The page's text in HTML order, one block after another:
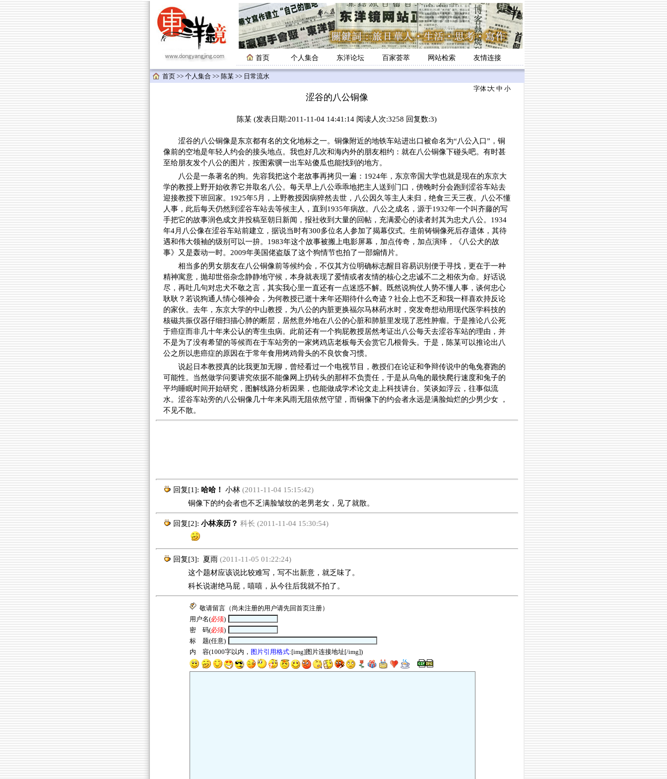
首页 个人集合 东洋论坛 百家荟萃 网站检索 友情连接
首页 >> 个人集合 >> 陈某 >> 日常流水
字体∶大 中 小
涩谷的八公铜像
陈某 (发表日期:2011-11-04 14:41:14 阅读人次:3258 回复数:3)
涩谷的八公铜像是东京都有名的文化地标之一。铜像附近的地铁车站进出口被命名为“八公入口”，铜
像前的空地是年轻人约会的接头地点。我也好几次和海内外的朋友相约：就在八公铜像下碰头吧。有时甚
至给朋友发个八公的图片，按图索骥一出车站傻瓜也能找到的地方。
八公是一条著名的狗。先容我把这个老故事再拷贝一遍：1924年，东京帝国大学也就是现在的东京大
学的教授上野开始收养它并取名八公。每天早上八公乖乖地把主人送到门口，傍晚时分会跑到涩谷车站去
迎接教授下班回家。1925年5月，上野教授因病猝然去世，八公因久等主人未归，绝食三天三夜。八公不懂
人事，此后每天仍然到涩谷车站去等候主人，直到1935年病故。八公之成名，源于1932年一个叫齐藤的写
手把它的故事润色成文并投稿至朝日新闻，报社收到大量的回帖，充满爱心的读者封其为忠犬八公。1934
年4月八公像在涩谷车站前建立，据说当时有300多位名人参加了揭幕仪式。生前铸铜像死后存遗体，其待
遇和伟大领袖的级别可以一拚。1983年这个故事被搬上电影屏幕，加点传奇，加点演绎，《八公犬的故
事》又是轰动一时。2009年美国佬盗版了这个狗情节也拍了一部煽情片。
相当多的男女朋友在八公铜像前等候约会，不仅其方位明确标志醒目容易识别便于寻找，更在于一种
精神寓意，抛却世俗杂念静静地守候，本身就表现了爱情或者友情的核心之忠诚不二之相依为命。好话说
尽，再吐几句对忠犬不敬之言，其实我心里一直还有一点迷惑不解。既然说狗仗人势不懂人事，谈何忠心
耿耿？若说狗通人情心领神会，为何教授已逝十来年还期待什么奇迹？社会上也不乏和我一样喜欢持反论
的家伙。去年，东京大学的中山教授，为八公的内脏更换福尔马林药水时，突发奇想动用现代医学科技的
核磁共振仪器仔细扫描心肺的断层，居然意外地在八公的心脏和肺脏里发现了恶性肿瘤。于是推论八公死
于癌症而非几十年来公认的寄生虫病。此前还有一个狗屁教授居然考证出八公每天去涩谷车站的理由，并
不是为了没有希望的等候而在于车站旁的一家烤鸡店老板每天会赏它几根骨头。于是，陈某可以推论出八
公之所以患癌症的原因在于常年食用烤鸡骨头的不良饮食习惯。
说起日本教授真的比我更加无聊，曾经看过一个电视节目，教授们在论证和争辩传说中的龟兔赛跑的
可能性。当然做学问要讲究依据不能像网上扔砖头的那样不负责任，于是从乌龟的最快爬行速度和兔子的
平均睡眠时间开始研究，图解线路分析因果，也能做成学术论文走上科技讲台。笑谈如浮云，往事似流
水。涩谷车站旁的八公铜像几十年来风雨无阻依然守望，而铜像下的约会者永远是满脸灿烂的少男少女 ，
不见不散。
回复[1]: 哈哈！ 小林(2011-11-04 15:15:42)
铜像下的约会者也不乏满脸皱纹的老男老女，见了就散。
回复[2]: 小林亲历？ 科长 (2011-11-04 15:30:54)
回复[3]: 夏雨(2011-11-05 01:22:24)
这个题材应该说比较难写，写不出新意，就乏味了。
科长说谢绝马屁，嘻嘻，从今往后我就不拍了。
敬请留言（尚未注册的用户请先回首页注册）
用户名(必须)
密 码(必须)
标 题(任意)
内 容(1000字以内， 图片引用格式:[img]图片连接地址[/img])